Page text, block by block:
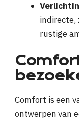
indirecte,
rustige
Comfort is een
ontwerpen van